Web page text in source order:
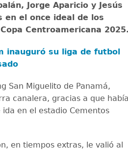
Jorge Aparicio y Jesús
en el once ideal de los
Centroamericana 2025.
inauguró su liga de futbol
San Miguelito de Panamá,
canalera, gracias a que había
en el estadio Cementos
en tiempos extras, le valió al